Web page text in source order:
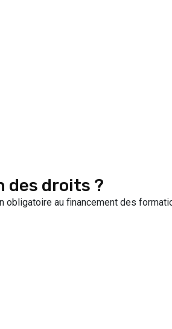
des droits ?
obligatoire au financement des